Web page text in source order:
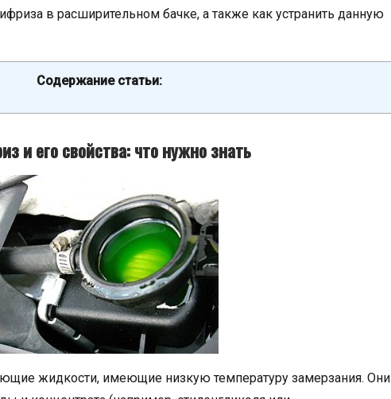
в расширительном бачке, а также как устранить данную
Содержание статьи:
и его свойства: что нужно знать
жидкости, имеющие низкую температуру замерзания. Они